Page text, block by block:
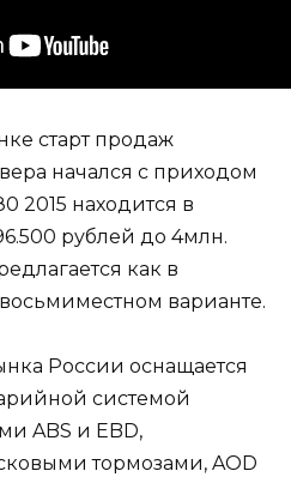
старт продаж
начался с приходом
2015 находится в
рублей до 4млн.
как в
варианте.
России оснащается
системой
ABS и EBD,
тормозами, AOD